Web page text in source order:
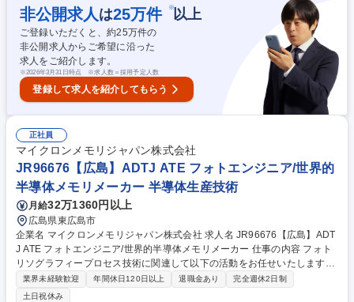
管理活動を実施する■BKM 他、生産・Control業務関連システムなどのglo
bal teamと連携をとり、展開に際しサイトShift Team Memberに対して教
育・補佐・継続的改善業務を担う など 募集職種 JR88762【広島】MFG M
E DF AME ENG/世界的半導体メモリメーカー
非公開求人 は25万件 ※以上
ご登録いただくと、約25万件の
非公開求人からご希望に沿った
求人をご紹介します。
※2026年3月31日時点 ※求人数＝採用予定人数
登録して求人を紹介してもらう
正社員
マイクロンメモリジャパン株式会社
JR96676【広島】ADTJ ATE フォトエンジニア/世界的
半導体メモリメーカー 半導体生産技術
月給32万1360円以上
広島県東広島市
企業名 マイクロンメモリジャパン株式会社 求人名 JR96676【広島】ADT
J ATE フォトエンジニア/世界的半導体メモリメーカー 仕事の内容 フォト
リソグラフィープロセス技術に関連して以下の活動をお任せいたします。
【詳細】■量産プロセス条件の改善 ■生産性の向上、コスト競争力の向上 ■
プロセス改善（製品欠陥の改善、工程能力の向上）プロジェクト ■各種生
業界未経験歓迎 年間休日120日以上 退職金あり
完全週休2日制
土日祝休み